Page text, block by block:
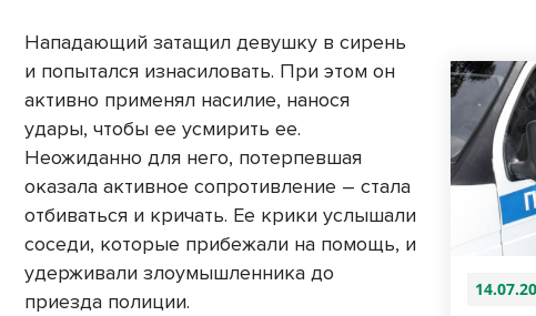
Нападающий затащил девушку в сирень
и попытался изнасиловать. При этом он
активно применял насилие, нанося
удары, чтобы ее усмирить ее.
Неожиданно для него, потерпевшая
оказала активное сопротивление – стала
отбиваться и кричать. Ее крики услышали
соседи, которые прибежали на помощь, и
удерживали злоумышленника до
приезда полиции.